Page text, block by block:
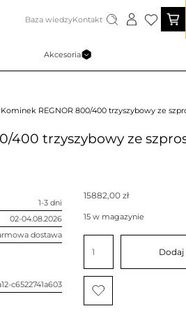
Baza wiedzyKontakt
Akcesoria
REGNOR 800/400 trzyszybowy ze
400 trzyszybowy ze
1-3 dni
02-04.08.2026
dostawa
c6522741a603
15882,00 zł
15 w magazynie
ilość
Kominek
REGNOR
800/400
trzyszybowy
szprosem
8
Dodaj